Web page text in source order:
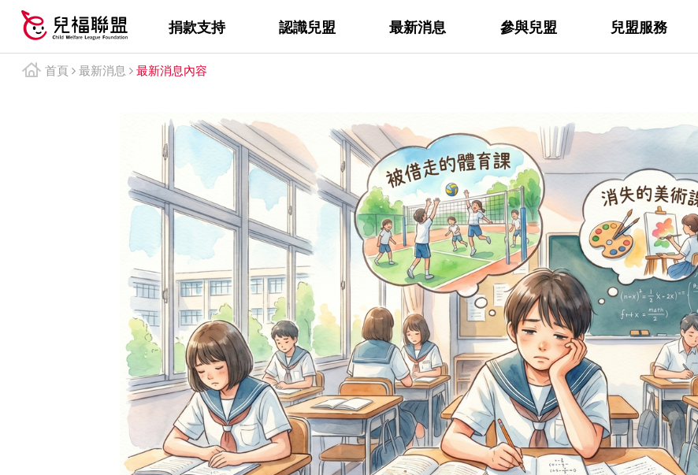
捐款支持 認識兒盟 最新消息 參與兒盟 兒盟服務
首頁 最新消息 最新消息內容